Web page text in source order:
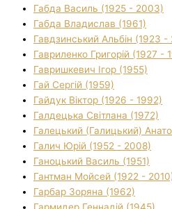
Габда Василь (1925 - 2003)
Габда Владислав (1961)
Гавдзинський Альбін (1923 -
Гавриленко Григорій (1927 -
Гавришкевич Ігор (1955)
Гай Сергій (1959)
Гайдук Віктор (1926 - 1992)
Галдецька Світлана (1972)
Галецький (Галицький)
Галич Юрій (1952 - 2008)
Ганоцький Василь (1951)
Гантман Мойсей (1922 -
Гарбар Зоряна (1962)
Гармидер Геннадій (1945)